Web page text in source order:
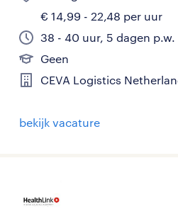
€ 14,99 - 22,48 per uur
38 - 40 uur, 5 dagen p.w.
Geen
CEVA Logistics
bekijk vacature